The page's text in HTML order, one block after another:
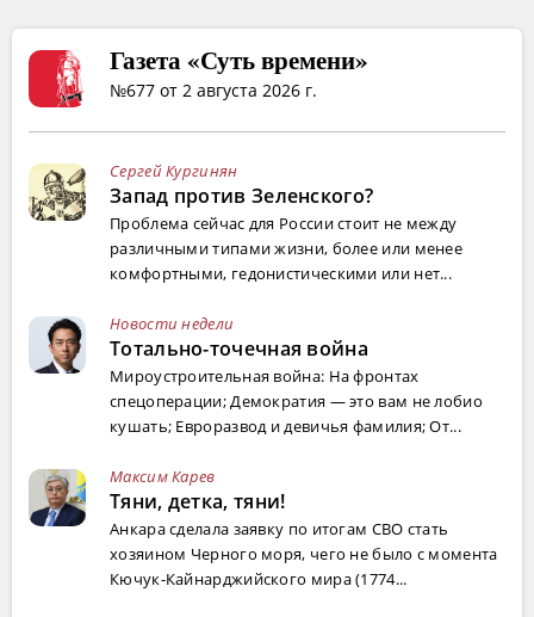
Газета «Суть времени»
№677 от 2 августа 2026 г.
Сергей Кургинян
Запад против Зеленского?
Проблема сейчас для России стоит не между
различными типами жизни, более или менее
комфортными, гедонистическими или нет...
Новости недели
Тотально-точечная война
Мироустроительная война: На фронтах
спецоперации; Демократия — это вам не лобио
кушать; Евроразвод и девичья фамилия; От...
Максим Карев
Тяни, детка, тяни!
Анкара сделала заявку по итогам СВО стать
хозяином Черного моря, чего не было с момента
Кючук-Кайнарджийского мира (1774...